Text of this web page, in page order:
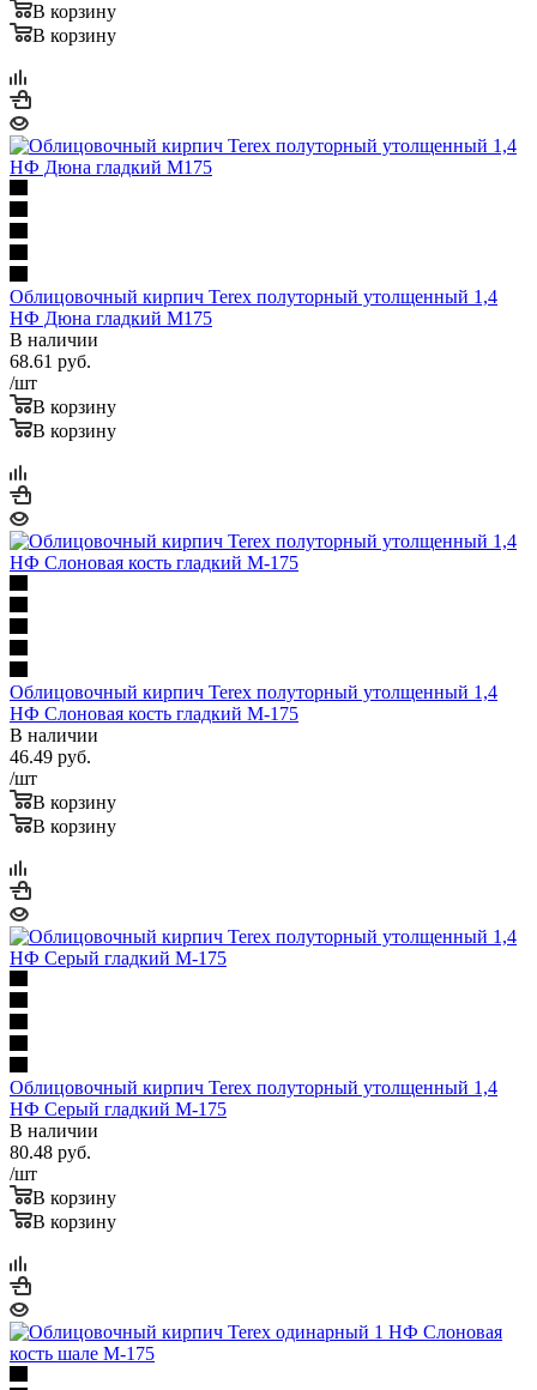
В корзину
В корзину
Облицовочный кирпич Terex полуторный утолщенный 1,4
НФ Дюна гладкий М175
В наличии
68.61 руб.
/шт
В корзину
В корзину
Облицовочный кирпич Terex полуторный утолщенный 1,4
НФ Слоновая кость гладкий М-175
В наличии
46.49 руб.
/шт
В корзину
В корзину
Облицовочный кирпич Terex полуторный утолщенный 1,4
НФ Серый гладкий М-175
В наличии
80.48 руб.
/шт
В корзину
В корзину